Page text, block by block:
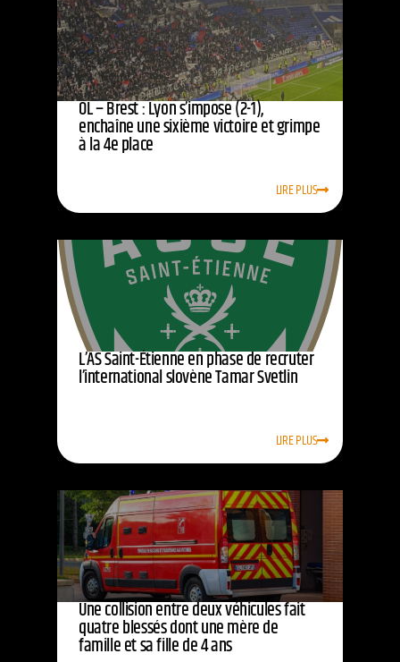
OL – Brest : Lyon s’impose (2-1),
enchaîne une sixième victoire et grimpe
à la 4e place
LIRE PLUS
L’AS Saint-Étienne en phase de recruter
l’international slovène Tamar Svetlin
LIRE PLUS
Une collision entre deux véhicules fait
quatre blessés dont une mère de
famille et sa fille de 4 ans